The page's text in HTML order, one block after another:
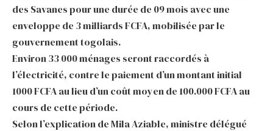
des Savanes pour une durée de 09 mois avec une
enveloppe de 3 milliards FCFA, mobilisée par le
gouvernement togolais.
Environ 33 000 ménages seront raccordés à
l’électricité, contre le paiement d’un montant initial
1000 FCFA au lieu d’un coût moyen de 100.000 FCFA au
cours de cette période.
Selon l’explication de Mila Aziable, ministre délégué